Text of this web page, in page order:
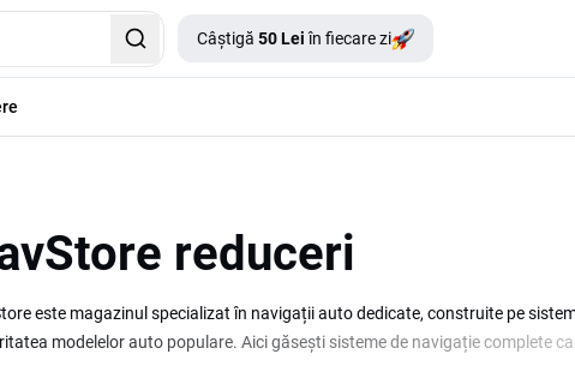
Câștigă 50 Lei în fiecare zi
reduceri
este magazinul specializat în navigații auto dedicate, construite pe
modelelor auto populare. Aici găsești sisteme de navigație complete